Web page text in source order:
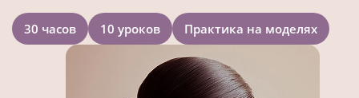
30 часов 10 уроков Практика на моделях